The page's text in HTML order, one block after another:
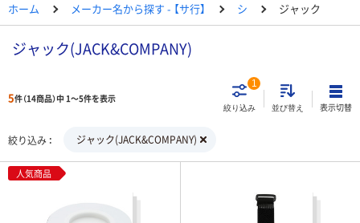
ホーム メーカー名から探す - 【サ行】 シ ジャック
ジャック(JACK&COMPANY)
5件（14商品）中 1～5件を表示
絞り込み
1
並び替え 表示切替
絞り込み ジャック(JACK&COMPANY)
人気商品